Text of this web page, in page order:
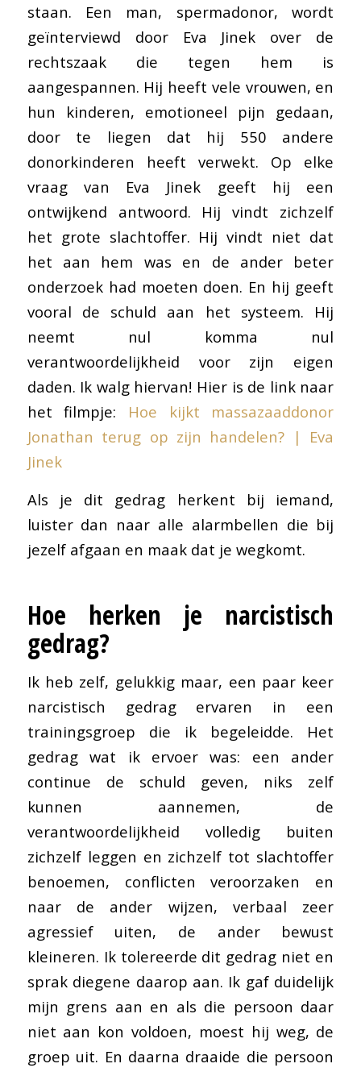
staan. Een man, spermadonor, wordt
geïnterviewd door Eva Jinek over de
rechtszaak die tegen hem is
aangespannen. Hij heeft vele vrouwen, en
hun kinderen, emotioneel pijn gedaan,
door te liegen dat hij 550 andere
donorkinderen heeft verwekt. Op elke
vraag van Eva Jinek geeft hij een
ontwijkend antwoord. Hij vindt zichzelf
het grote slachtoffer. Hij vindt niet dat
het aan hem was en de ander beter
onderzoek had moeten doen. En hij geeft
vooral de schuld aan het systeem. Hij
neemt nul komma nul
verantwoordelijkheid voor zijn eigen
daden. Ik walg hiervan! Hier is de link naar
het filmpje: Hoe kijkt massazaaddonor
Jonathan terug op zijn handelen? | Eva
Jinek
Als je dit gedrag herkent bij iemand,
luister dan naar alle alarmbellen die bij
jezelf afgaan en maak dat je wegkomt.
Hoe herken je narcistisch
gedrag?
Ik heb zelf, gelukkig maar, een paar keer
narcistisch gedrag ervaren in een
trainingsgroep die ik begeleidde. Het
gedrag wat ik ervoer was: een ander
continue de schuld geven, niks zelf
kunnen aannemen, de
verantwoordelijkheid volledig buiten
zichzelf leggen en zichzelf tot slachtoffer
benoemen, conflicten veroorzaken en
naar de ander wijzen, verbaal zeer
agressief uiten, de ander bewust
kleineren. Ik tolereerde dit gedrag niet en
sprak diegene daarop aan. Ik gaf duidelijk
mijn grens aan en als die persoon daar
niet aan kon voldoen, moest hij weg, de
groep uit. En daarna draaide die persoon